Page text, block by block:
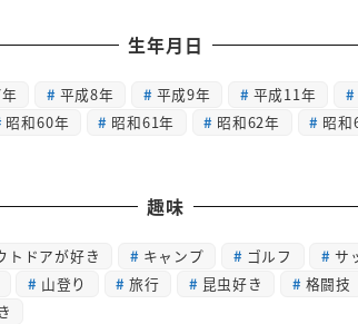
生年月日
平成8年 平成9年 平成11年
昭和60年 昭和61年 昭和62年 昭和
趣味
トドアが好き キャンプ ゴルフ サ
山登り 旅行 昆虫好き 格闘技